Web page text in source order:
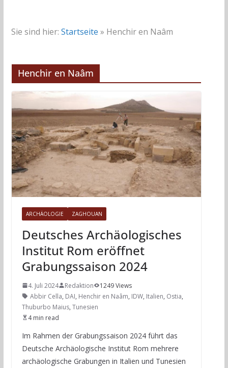
Sie sind hier: Startseite » Henchir en Naâm
Henchir en Naâm
ARCHÄOLOGIE ZAGHOUAN
Deutsches Archäologisches
Institut Rom eröffnet
Grabungssaison 2024
4. Juli 2024 Redaktion
1249 Views
Abbir Cella, DAI, Henchir en Naâm, IDW, Italien, Ostia,
Thuburbo Maius, Tunesien
4 min read
Im Rahmen der Grabungssaison 2024 führt das
Deutsche Archäologische Institut Rom mehrere
archäologische Grabungen in Italien und Tunesien